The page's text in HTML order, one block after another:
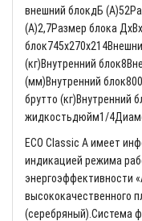
внешний блокдБ
(A)2,7Размер блока
(кг)Внутренний
(мм)Внутренний
брутто (кг)Внутренний
жидкостьдюйм1/
ECO Classic A имеет
индикацией режима
энергоэффективности
высококачественного
(серебряный).Система